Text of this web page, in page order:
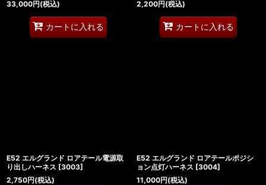
33,000円(税込)
カートに入れる
2,200円(税込)
カートに入れる
E52 エルグランド ロアテール電源取
り出しハーネス [3003]
2,750円(税込)
E52 エルグランド ロアテールポジシ
ョン点灯ハーネス [3004]
11,000円(税込)